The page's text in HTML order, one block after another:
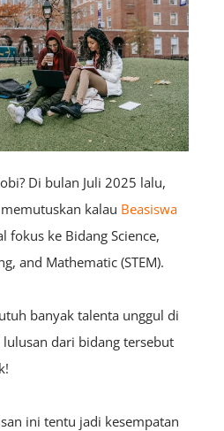
Di bulan Juli 2025 lalu,
kalau Beasiswa
fokus ke BidangScience,
and Mathematic (STEM).
banyak talenta unggul di
lulusan dari bidang tersebut
ini tentu jadi kesempatan